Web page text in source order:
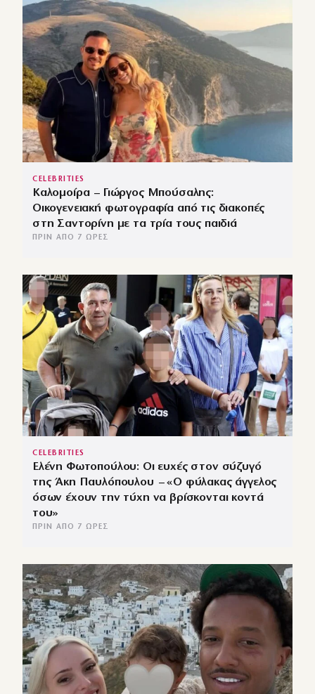
CELEBRITIES
Καλομοίρα – Γιώργος Μπούσαλης:
Οικογενειακή φωτογραφία από τις διακοπές
στη Σαντορίνη με τα τρία τους παιδιά
ΠΡΙΝ ΑΠΌ 7 ΏΡΕΣ
CELEBRITIES
Ελένη Φωτοπούλου: Οι ευχές στον σύζυγό
της Άκη Παυλόπουλου – «Ο φύλακας άγγελος
όσων έχουν την τύχη να βρίσκονται κοντά
του»
ΠΡΙΝ ΑΠΌ 7 ΏΡΕΣ